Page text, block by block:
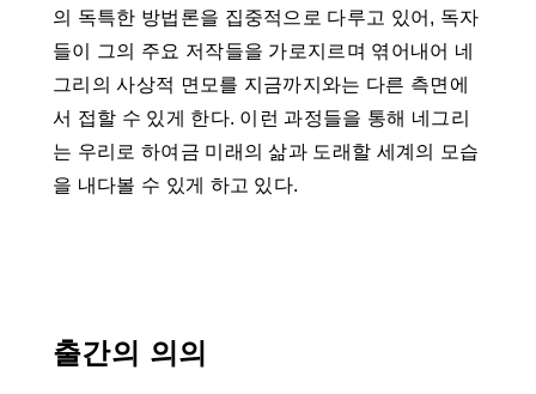
의 독특한 방법론을 집중적으로 다루고 있어, 독자
들이 그의 주요 저작들을 가로지르며 엮어내어 네
그리의 사상적 면모를 지금까지와는 다른 측면에
서 접할 수 있게 한다. 이런 과정들을 통해 네그리
는 우리로 하여금 미래의 삶과 도래할 세계의 모습
을 내다볼 수 있게 하고 있다.
출간의 의의